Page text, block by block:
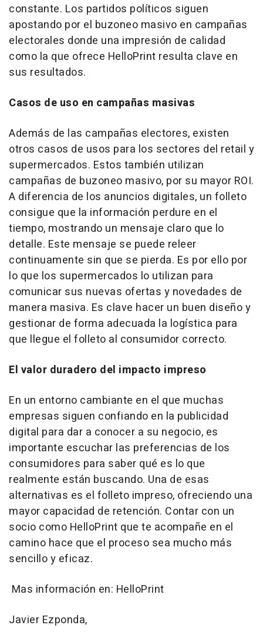
constante. Los partidos políticos siguen
apostando por el buzoneo masivo en campañas
electorales donde una impresión de calidad
como la que ofrece HelloPrint resulta clave en
sus resultados.
Casos de uso en campañas masivas
Además de las campañas electores, existen
otros casos de usos para los sectores del retail y
supermercados. Estos también utilizan
campañas de buzoneo masivo, por su mayor ROI.
A diferencia de los anuncios digitales, un folleto
consigue que la información perdure en el
tiempo, mostrando un mensaje claro que lo
detalle. Este mensaje se puede releer
continuamente sin que se pierda. Es por ello por
lo que los supermercados lo utilizan para
comunicar sus nuevas ofertas y novedades de
manera masiva. Es clave hacer un buen diseño y
gestionar de forma adecuada la logística para
que llegue el folleto al consumidor correcto.
El valor duradero del impacto impreso
En un entorno cambiante en el que muchas
empresas siguen confiando en la publicidad
digital para dar a conocer a su negocio, es
importante escuchar las preferencias de los
consumidores para saber qué es lo que
realmente están buscando. Una de esas
alternativas es el folleto impreso, ofreciendo una
mayor capacidad de retención. Contar con un
socio como HelloPrint que te acompañe en el
camino hace que el proceso sea mucho más
sencillo y eficaz.
Mas información en: HelloPrint
Javier Ezponda,